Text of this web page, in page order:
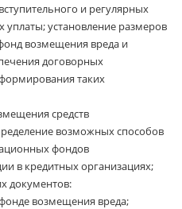
и регулярных
уплаты; установление размеров
возмещения вреда и
договорных
таких
средств
возможных способов
фондов
в кредитных организациях;
документов:
возмещения вреда;